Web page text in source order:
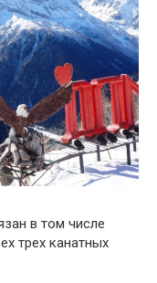
в том числе
трех канатных